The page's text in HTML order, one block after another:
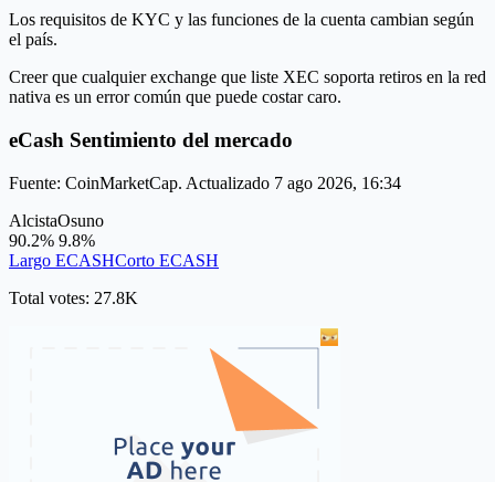
Los requisitos de KYC y las funciones de la cuenta cambian según
el país.
Creer que cualquier exchange que liste XEC soporta retiros en la red
nativa es un error común que puede costar caro.
eCash Sentimiento del mercado
Fuente: CoinMarketCap. Actualizado 7 ago 2026, 16:34
AlcistaOsuno
90.2% 9.8%
Largo ECASHCorto ECASH
Total votes: 27.8K